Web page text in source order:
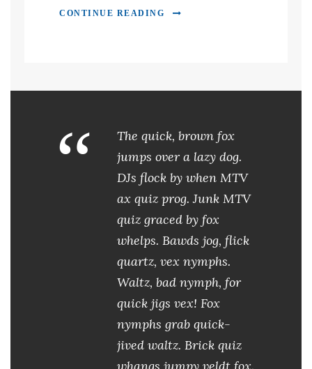
CONTINUE READING
“
The quick, brown fox
jumps over a lazy dog.
DJs flock by when MTV
ax quiz prog. Junk MTV
quiz graced by fox
whelps. Bawds jog, flick
quartz, vex nymphs.
Waltz, bad nymph, for
quick jigs vex! Fox
nymphs grab quick-
jived waltz. Brick quiz
whangs jumpy veldt fox.